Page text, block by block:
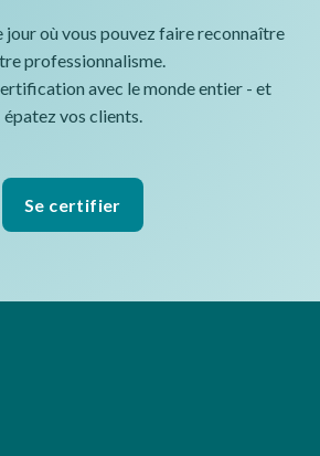
jour où vous pouvez faire reconnaître
professionnalisme.
avec le monde entier - et
épatez vos clients.
Se certifier